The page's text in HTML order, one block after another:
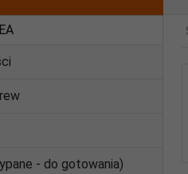
- do gotowania)